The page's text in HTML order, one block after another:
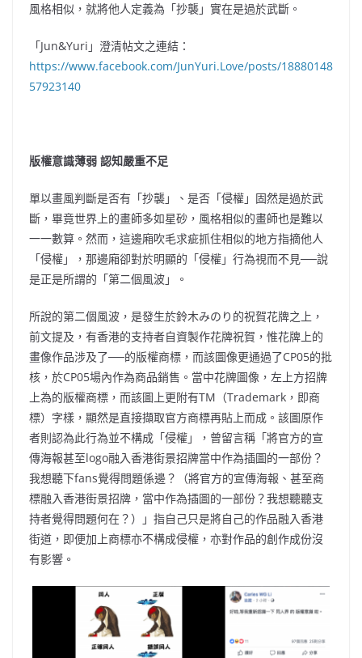
風格相似，就將他人定義為「抄襲」實在是過於武斷。
「Jun&Yuri」澄清帖文之連結：
https://www.facebook.com/JunYuri.Love/posts/18880148
57923140
版權意識薄弱 認知嚴重不足
單以畫風判斷是否有「抄襲」、是否「侵權」固然是過於武
斷，畢竟世界上的畫師多如星砂，風格相似的畫師也是難以
一一數算。然而，這邊廂吹毛求疵抓住相似的地方指摘他人
「侵權」，那邊廂卻對於明顯的「侵權」行為視而不見──說
是正是所謂的「第二個風波」。
所說的第二個風波，是發生於鈴木みのり的祝賀花牌之上，
前文提及，有香港的支持者自資製作花牌祝賀，惟花牌上的
畫像作品涉及了──的版權商標，而該圖像更通過了CP05的批
核，於CP05場內作為商品銷售。當中花牌圖像，左上方招牌
上為的版權商標，而該圖上更附有TM（Trademark ，即商
標）字樣，顯然是直接擷取官方商標再貼上而成 。該圖原作
者則認為此行為並不構成「侵權」，曾留言稱「將官方的宣
傳海報甚至logo融入香港街景招牌當中作為插圖的一部份？
我想聽下fans覺得問題係邊？（將官方的宣傳海報、甚至商
標融入香港街景招牌，當中作為插圖的一部份？我想聽聽支
持者覺得問題何在？）」指自己只是將自己的作品融入香港
街道，即便加上商標亦不構成侵權，亦對作品的創作成份沒
有影響。